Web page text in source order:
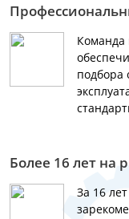
Команда
подбора
Более 16 лет на
За 16